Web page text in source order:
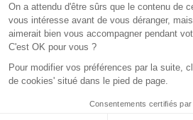
reste l’un des présents
large palette de styles :
mouvement
France ou Régions Alsace,
Lannier, et souvent